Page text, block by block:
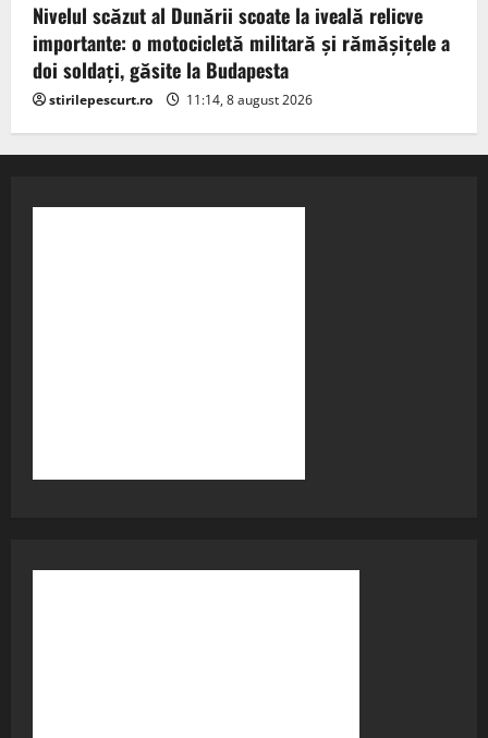
Nivelul scăzut al Dunării scoate la iveală relicve
importante: o motocicletă militară și rămășițele a
doi soldați, găsite la Budapesta
stirilepescurt.ro 11:14, 8 august 2026